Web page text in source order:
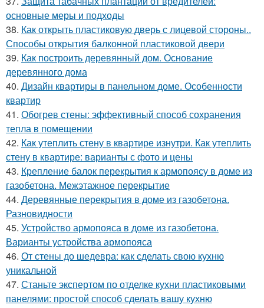
основные меры и подходы
38. Как открыть пластиковую дверь с лицевой стороны..
Способы открытия балконной пластиковой двери
39. Как построить деревянный дом. Основание
деревянного дома
40. Дизайн квартиры в панельном доме. Особенности
квартир
41. Обогрев стены: эффективный способ сохранения
тепла в помещении
42. Как утеплить стену в квартире изнутри. Как утеплить
стену в квартире: варианты с фото и цены
43. Крепление балок перекрытия к армопоясу в доме из
газобетона. Межэтажное перекрытие
44. Деревянные перекрытия в доме из газобетона.
Разновидности
45. Устройство армопояса в доме из газобетона.
Варианты устройства армопояса
46. От стены до шедевра: как сделать свою кухню
уникальной
47. Станьте экспертом по отделке кухни пластиковыми
панелями: простой способ сделать вашу кухню